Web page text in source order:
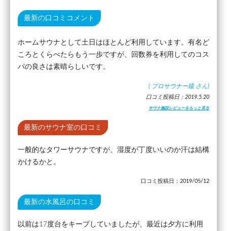
最新の口コミコメント
ホームサウナとして土日はほとんど利用しています。有名ど
ころとくらべたらもう一歩ですが、回数券を利用してのコス
パの良さは素晴らしいです。
( プロサウナー猿 さん)
口コミ投稿日：2019.5.20
サウナ施設レビューをもっと見る
最新のサウナ室の口コミ
一般的なタワーサウナですが、湿度が丁度いいのか汗は結構
かけるかと。
口コミ投稿日：2019/05/12
最新の水風呂の口コミ
以前は17度台をキープしていましたが、最近は夕方に利用